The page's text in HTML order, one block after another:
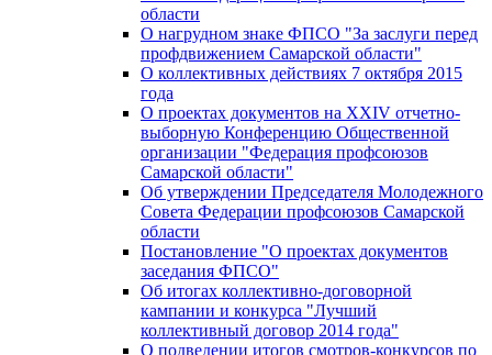
области
О нагрудном знаке ФПСО "За заслуги перед
профдвижением Самарской области"
О коллективных действиях 7 октября 2015
года
О проектах документов на XXIV отчетно-
выборную Конференцию Общественной
организации "Федерация профсоюзов
Самарской области"
Об утверждении Председателя Молодежного
Совета Федерации профсоюзов Самарской
области
Постановление "О проектах документов
заседания ФПСО"
Об итогах коллективно-договорной
кампании и конкурса "Лучший
коллективный договор 2014 года"
О подведении итогов смотров-конкурсов по